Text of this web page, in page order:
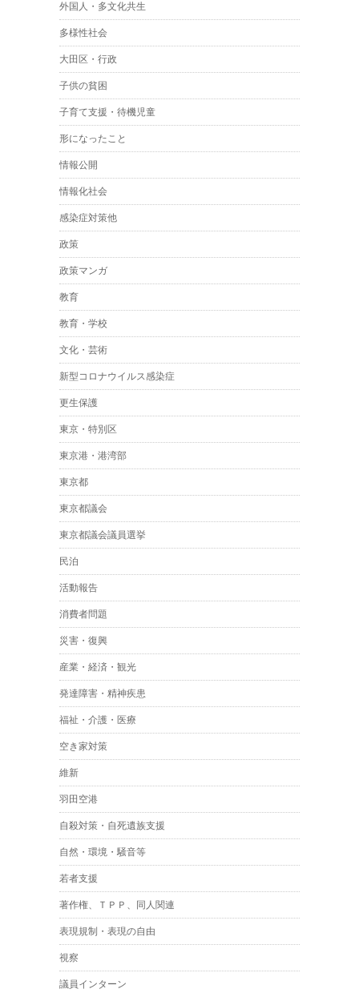
外国人・多文化共生
多様性社会
大田区・行政
子供の貧困
子育て支援・待機児童
形になったこと
情報公開
情報化社会
感染症対策他
政策
政策マンガ
教育
教育・学校
文化・芸術
新型コロナウイルス感染症
更生保護
東京・特別区
東京港・港湾部
東京都
東京都議会
東京都議会議員選挙
民泊
活動報告
消費者問題
災害・復興
産業・経済・観光
発達障害・精神疾患
福祉・介護・医療
空き家対策
維新
羽田空港
自殺対策・自死遺族支援
自然・環境・騒音等
若者支援
著作権、ＴＰＰ、同人関連
表現規制・表現の自由
視察
議員インターン